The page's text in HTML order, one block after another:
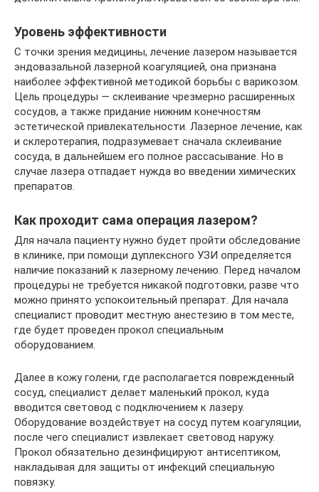
Уровень эффективности
С точки зрения медицины, лечение лазером называется
эндовазальной лазерной коагуляцией, она признана
наиболее эффективной методикой борьбы с варикозом.
Цель процедуры — склеивание чрезмерно расширенных
сосудов, а также придание нижним конечностям
эстетической привлекательности. Лазерное лечение, как
и склеротерапия, подразумевает сначала склеивание
сосуда, в дальнейшем его полное рассасывание. Но в
случае лазера отпадает нужда во введении химических
препаратов.
Как проходит сама операция лазером?
Для начала пациенту нужно будет пройти обследование
в клинике, при помощи дуплексного УЗИ определяется
наличие показаний к лазерному лечению. Перед началом
процедуры не требуется никакой подготовки, разве что
можно принято успокоительный препарат. Для начала
специалист проводит местную анестезию в том месте,
где будет проведен прокол специальным
оборудованием.
Далее в кожу голени, где располагается поврежденный
сосуд, специалист делает маленький прокол, куда
вводится световод с подключением к лазеру.
Оборудование воздействует на сосуд путем коагуляции,
после чего специалист извлекает световод наружу.
Прокол обязательно дезинфицируют антисептиком,
накладывая для защиты от инфекций специальную
повязку.